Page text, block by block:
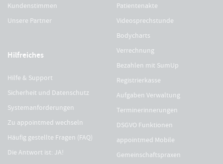
Kundenstimmen
Unsere Partner
Hilfreiches
Hilfe & Support
Sicherheit und Datenschutz
Systemanforderungen
Zu appointmed wechseln
Häufig gestellte Fragen (FAQ)
Die Antwort ist: JA!
Patientenakte
Videosprechstunde
Bodycharts
Verrechnung
Bezahlen mit SumUp
Registrierkasse
Aufgaben Verwaltung
Terminerinnerungen
DSGVO Funktionen
appointmed Mobile
Gemeinschaftspraxen